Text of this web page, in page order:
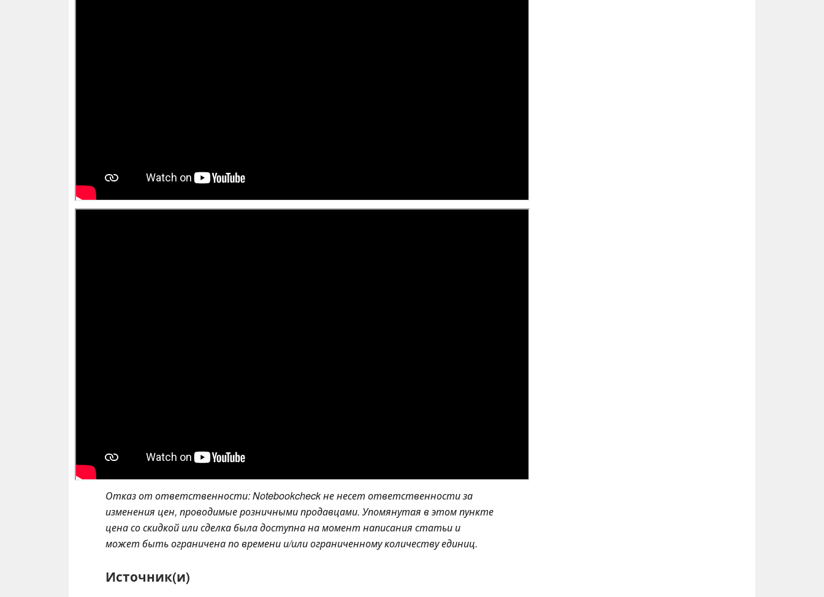
Отказ от ответственности: Notebookcheck не несет ответственности за
изменения цен, проводимые розничными продавцами. Упомянутая в этом пункте
цена со скидкой или сделка была доступна на момент написания статьи и
может быть ограничена по времени и/или ограниченному количеству единиц.
Источник(и)